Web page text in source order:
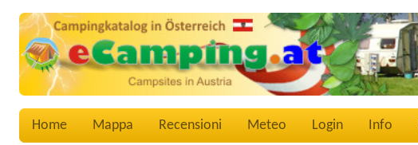
Home Mappa Recensioni Meteo Login Info